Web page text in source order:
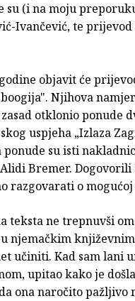
su (i na moju
Ivančević, te
objavit će
Njihova
otklonio ponude
uspjeha „Izlaza
su isti
Bremer. Dogovorili
razgovarati o
teksta ne trepnuvši
u njemačkim
učiniti. Kad sam lani
upitao kako je
ona naročito pažljivo